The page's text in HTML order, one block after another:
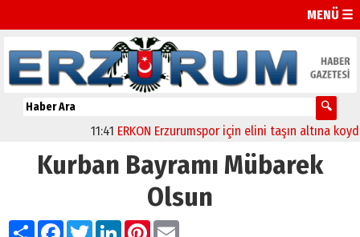
MENÜ ☰
11:41 ERKON Erzurumspor için elini taşın altına koydu
Kurban Bayramı Mübarek
Olsun
PaylaşFacebook
TwitterLinkedIn
Pinterest
Email